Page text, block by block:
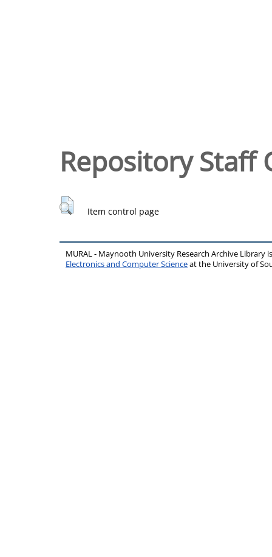
Repository Staff
Item control page
MURAL - Maynooth University Research Archive Library
Electronics and Computer Scienceat the University of